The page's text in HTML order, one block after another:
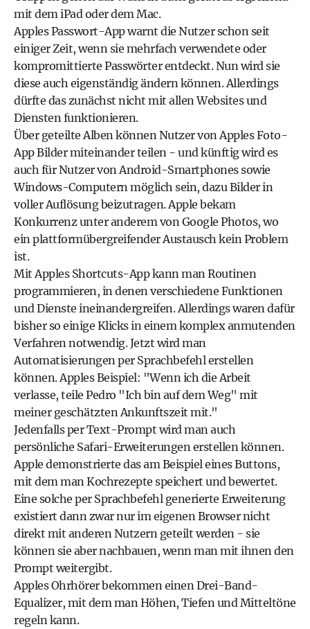
mit dem iPad oder dem Mac.
Apples Passwort-App warnt die Nutzer schon seit
einiger Zeit, wenn sie mehrfach verwendete oder
kompromittierte Passwörter entdeckt. Nun wird sie
diese auch eigenständig ändern können. Allerdings
dürfte das zunächst nicht mit allen Websites und
Diensten funktionieren.
Über geteilte Alben können Nutzer von Apples Foto-
App Bilder miteinander teilen - und künftig wird es
auch für Nutzer von Android-Smartphones sowie
Windows-Computern möglich sein, dazu Bilder in
voller Auflösung beizutragen. Apple bekam
Konkurrenz unter anderem von Google Photos, wo
ein plattformübergreifender Austausch kein Problem
ist.
Mit Apples Shortcuts-App kann man Routinen
programmieren, in denen verschiedene Funktionen
und Dienste ineinandergreifen. Allerdings waren dafür
bisher so einige Klicks in einem komplex anmutenden
Verfahren notwendig. Jetzt wird man
Automatisierungen per Sprachbefehl erstellen
können. Apples Beispiel: "Wenn ich die Arbeit
verlasse, teile Pedro "Ich bin auf dem Weg" mit
meiner geschätzten Ankunftszeit mit."
Jedenfalls per Text-Prompt wird man auch
persönliche Safari-Erweiterungen erstellen können.
Apple demonstrierte das am Beispiel eines Buttons,
mit dem man Kochrezepte speichert und bewertet.
Eine solche per Sprachbefehl generierte Erweiterung
existiert dann zwar nur im eigenen Browser nicht
direkt mit anderen Nutzern geteilt werden - sie
können sie aber nachbauen, wenn man mit ihnen den
Prompt weitergibt.
Apples Ohrhörer bekommen einen Drei-Band-
Equalizer, mit dem man Höhen, Tiefen und Mitteltöne
regeln kann.